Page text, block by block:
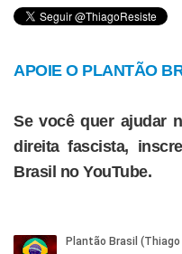
APOIE O PLANTÃO
Se você quer ajudar
direita fascista,
Brasil no YouTube.